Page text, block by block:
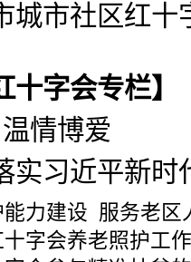
城市社区红十
十字会专栏】
温情博爱
实习近平新时
力建设 服务老区
十字会养老照护工